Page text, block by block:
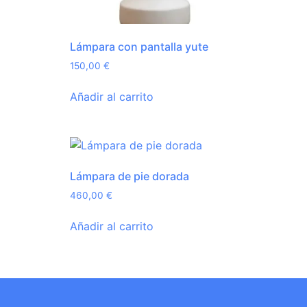
Lámpara con pantalla yute
150,00 €
Añadir al carrito
Lámpara de pie dorada
460,00 €
Añadir al carrito